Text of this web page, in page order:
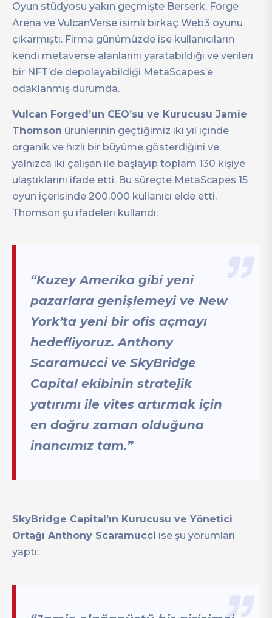
Oyun stüdyosu yakın geçmişte Berserk, Forge
Arena ve VulcanVerse isimli birkaç Web3 oyunu
çıkarmıştı. Firma günümüzde ise kullanıcıların
kendi metaverse alanlarını yaratabildiği ve verileri
bir NFT’de depolayabildiği MetaScapes’e
odaklanmış durumda.
Vulcan Forged’un CEO’su ve Kurucusu Jamie
Thomson ürünlerinin geçtiğimiz iki yıl içinde
organik ve hızlı bir büyüme gösterdiğini ve
yalnızca iki çalışan ile başlayıp toplam 130 kişiye
ulaştıklarını ifade etti. Bu süreçte MetaScapes 15
oyun içerisinde 200.000 kullanıcı elde etti.
Thomson şu ifadeleri kullandı:
“Kuzey Amerika gibi yeni
pazarlara genişlemeyi ve New
York’ta yeni bir ofis açmayı
hedefliyoruz. Anthony
Scaramucci ve SkyBridge
Capital ekibinin stratejik
yatırımı ile vites artırmak için
en doğru zaman olduğuna
inancımız tam.”
SkyBridge Capital’ın Kurucusu ve Yönetici
Ortağı Anthony Scaramucci ise şu yorumları
yaptı: